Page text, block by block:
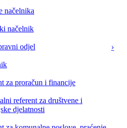
načelnika
načelnik
odjel
za proračun i financije
referent za društvene i
djelatnosti